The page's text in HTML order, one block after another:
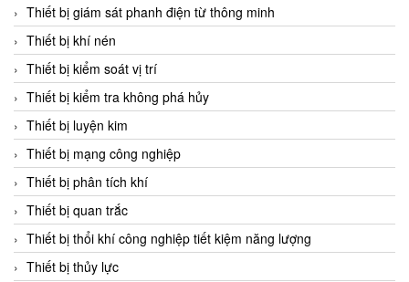
Chromalox
ChuanYi
CIC
Clage
Clake Fololo
Clark Cooper
CMC Ventilazione
Coax Valves Inc
Codel
Cofimco
Thiết bị giám sát phanh điện từ thông minh
Thiết bị khí nén
Thiết bị kiểm soát vị trí
Thiết bị kiểm tra không phá hủy
Thiết bị luyện kim
Thiết bị mạng công nghiệp
Thiết bị phân tích khí
Thiết bị quan trắc
Thiết bị thổi khí công nghiệp tiết kiệm năng lượng
Thiết bị thủy lực